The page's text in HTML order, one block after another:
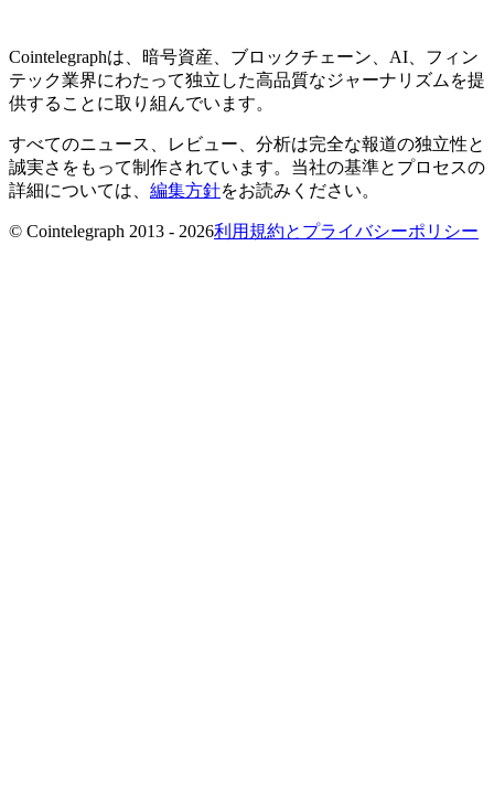
Cointelegraphは、暗号資産、ブロックチェーン、AI、フィン
テック業界にわたって独立した高品質なジャーナリズムを提
供することに取り組んでいます。
すべてのニュース、レビュー、分析は完全な報道の独立性と
誠実さをもって制作されています。当社の基準とプロセスの
詳細については、 編集方針をお読みください。
© Cointelegraph 2013 - 2026利用規約とプライバシーポリシー